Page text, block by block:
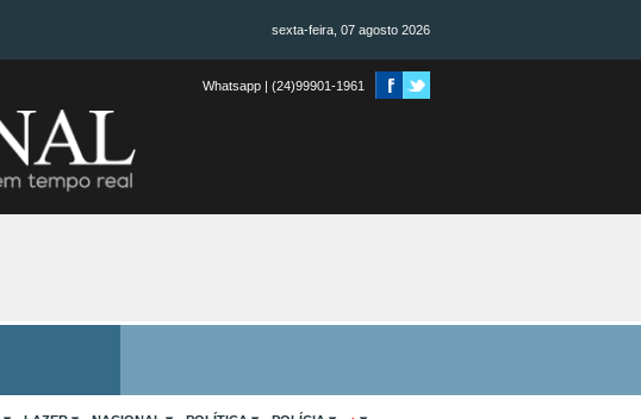
sexta-feira, 07 agosto 2026
Whatsapp | (24)99901-1961